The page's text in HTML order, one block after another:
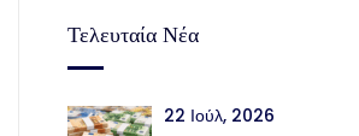
Τελευταία Νέα
22 Ιούλ, 2026